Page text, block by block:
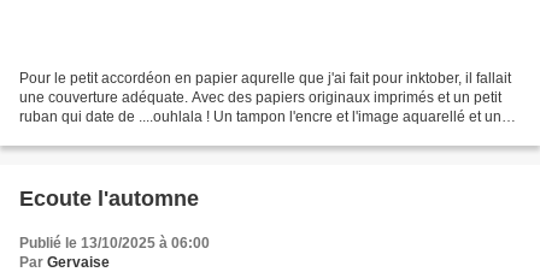
Pour le petit accordéon en papier aqurelle que j'ai fait pour inktober, il fallait
une couverture adéquate. Avec des papiers originaux imprimés et un petit
ruban qui date de ....ouhlala ! Un tampon l'encre et l'image aquarellé et un
Ecoute l'automne
Publié le 13/10/2025 à 06:00
Par Gervaise